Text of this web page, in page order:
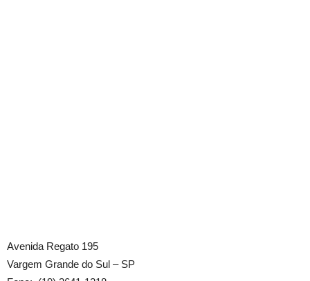
Avenida Regato 195
Vargem Grande do Sul – SP